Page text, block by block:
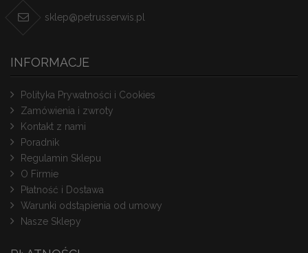
sklep@petrusserwis.pl
INFORMACJE
Polityka Prywatności i Cookies
Zamówienia i zwroty
Kontakt z nami
Poradnik
Regulamin Sklepu
O Firmie
Płatność i Dostawa
Warunki odstąpienia od umowy
Nasze Sklepy